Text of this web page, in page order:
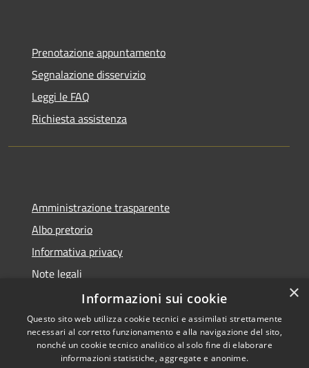
Prenotazione appuntamento
Segnalazione disservizio
Leggi le FAQ
Richiesta assistenza
Amministrazione trasparente
Albo pretorio
Informativa privacy
Note legali
Dichiarazione di accessibilità
×
Informazioni sui cookie
Questo sito web utilizza cookie tecnici e assimilati strettamente
necessari al corretto funzionamento e alla navigazione del sito,
nonché un cookie tecnico analitico al solo fine di elaborare
informazioni statistiche, aggregate e anonime.